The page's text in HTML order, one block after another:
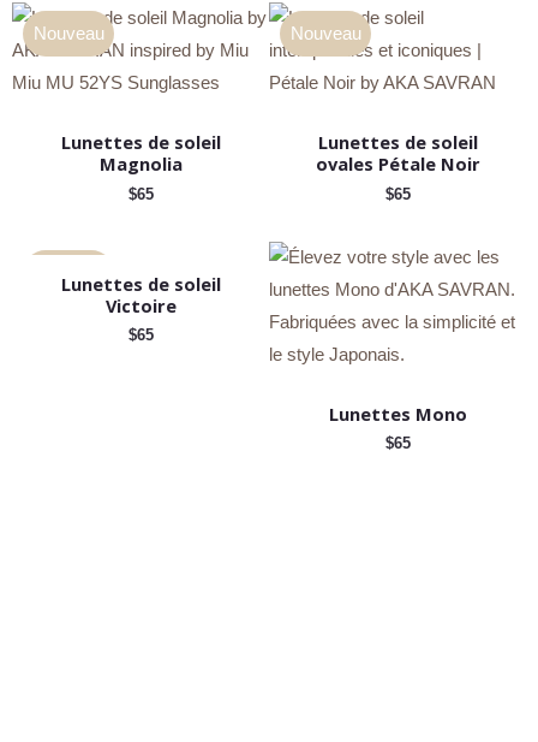
Nouveau
Lunettes de soleil
Magnolia
$65
Nouveau
Lunettes de soleil
ovales Pétale Noir
$65
Lunettes de soleil
Victoire
$65
Lunettes Mono
$65